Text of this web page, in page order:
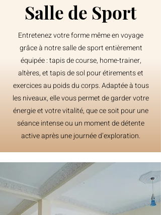
Salle de Sport
Entretenez votre forme même en voyage
grâce à notre salle de sport entièrement
équipée : tapis de course, home-trainer,
altères, et tapis de sol pour étirements et
exercices au poids du corps. Adaptée à tous
les niveaux, elle vous permet de garder votre
énergie et votre vitalité, que ce soit pour une
séance intense ou un moment de détente
active après une journée d’exploration.